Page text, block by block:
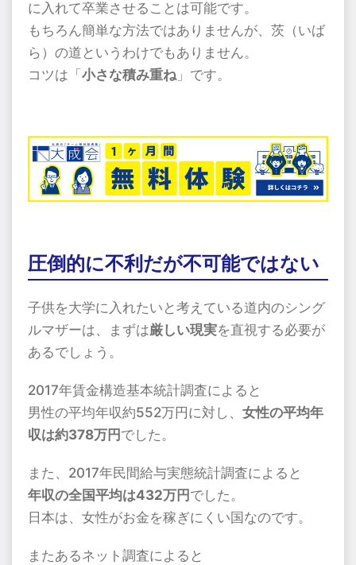
に入れて卒業させることは可能です。
もちろん簡単な方法ではありませんが、茨（いば
ら）の道というわけでもありません。
コツは「小さな積み重ね 」です。
圧倒的に不利だが不可能ではない
子供を大学に入れたいと考えている道内のシング
ルマザーは、まずは厳しい現実を直視する必要が
あるでしょう。
2017年賃金構造基本統計調査によると
男性の平均年収約552万円に対し、 女性の平均年
収は約378万円 でした。
また、2017年民間給与実態統計調査によると
年収の全国平均は432万円 でした。
日本は、女性がお金を稼ぎにくい国なのです。
またあるネット調査によると